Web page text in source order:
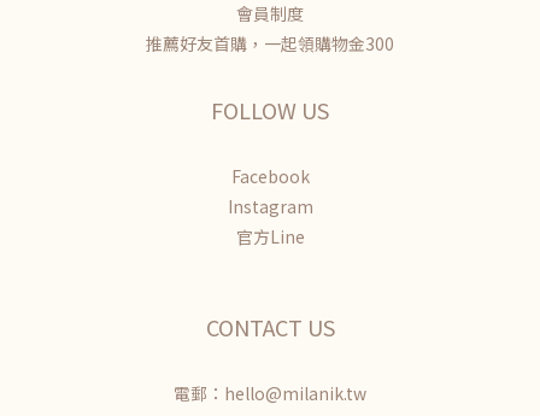
會員制度
推薦好友首購，一起領購物金300
FOLLOW US
Facebook
Instagram
官方Line
CONTACT US
電郵：hello@milanik.tw